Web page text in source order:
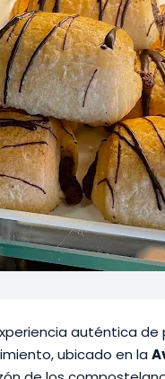
auténtica
ubicado en la